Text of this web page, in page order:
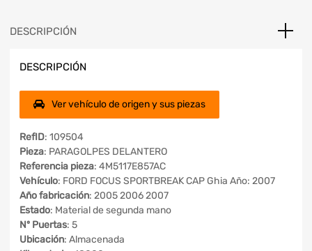
DESCRIPCIÓN
DESCRIPCIÓN
Ver vehículo de origen y sus piezas
RefID: 109504
Pieza: PARAGOLPES DELANTERO
Referencia pieza: 4M5117E857AC
Vehículo: FORD FOCUS SPORTBREAK CAP Ghia Año: 2007
Año fabricación: 2005 2006 2007
Estado: Material de segunda mano
Nº Puertas: 5
Ubicación: Almacenada